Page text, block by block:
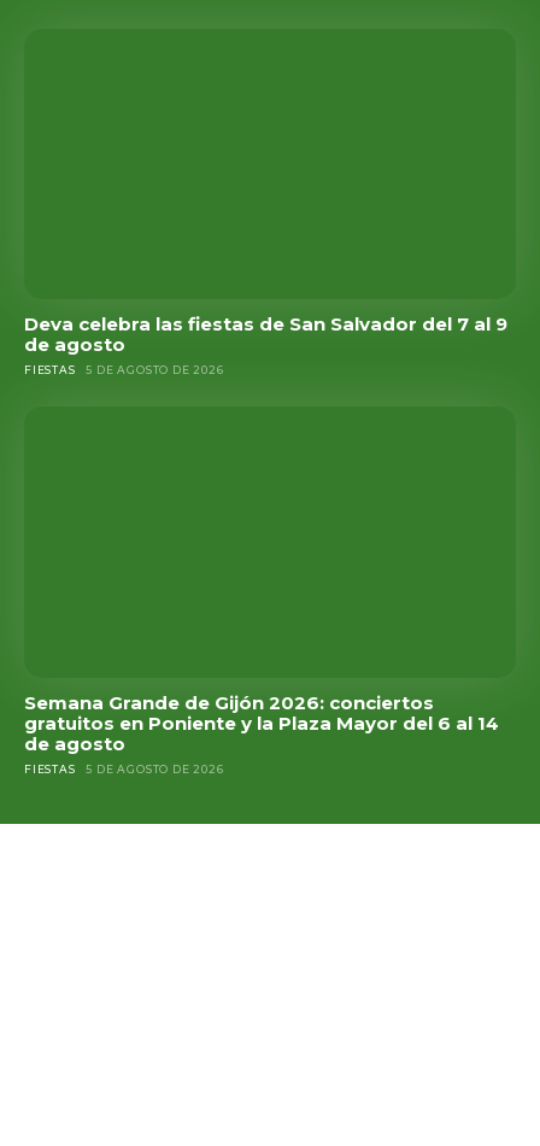
Deva celebra las fiestas de San Salvador del 7 al 9
de agosto
FIESTAS 5 DE AGOSTO DE 2026
Semana Grande de Gijón 2026: conciertos
gratuitos en Poniente y la Plaza Mayor del 6 al 14
de agosto
FIESTAS 5 DE AGOSTO DE 2026